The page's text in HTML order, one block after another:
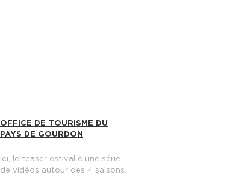
OFFICE DE TOURISME DU
PAYS DE GOURDON
Ici, le teaser estival d'une série
de vidéos autour des 4 saisons.